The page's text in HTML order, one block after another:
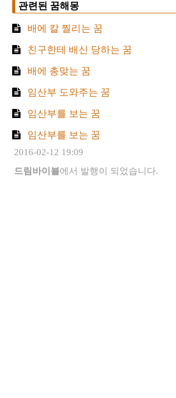
관련된 꿈해몽
배에 칼 찔리는 꿈
친구한테 배신 당하는 꿈
배에 총맞는 꿈
임산부 도와주는 꿈
임산부를 보는 꿈
임산부를 보는 꿈
2016-02-12 19:09
드림바이블에서 발행이 되었습니다.